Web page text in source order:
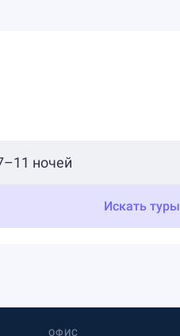
Искать туры
ОФИС